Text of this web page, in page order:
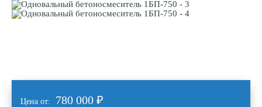
Цена от: 780 000 ₽